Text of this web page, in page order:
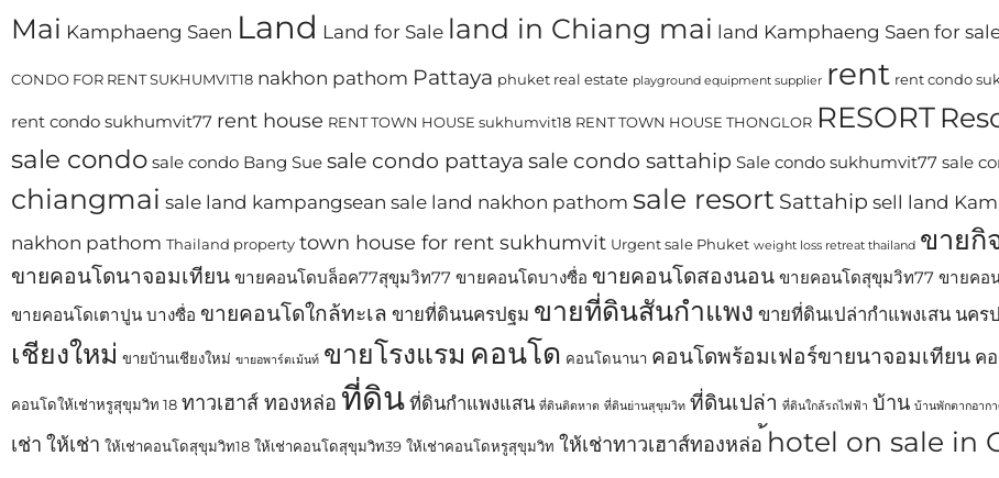
Mai Kamphaeng Saen Land Land for Sale land in Chiang mai land Kamphaeng Saen for
CONDO FOR RENT SUKHUMVIT18 nakhon pathom Pattaya phuket real estate playground equipment supplier rent rent condo
rent condo sukhumvit77 rent house RENT TOWN HOUSE sukhumvit18 RENT TOWN HOUSE THONGLOR RESORT
sale condo sale condo Bang Sue sale condo pattaya sale condo sattahip Sale condo sukhumvit77 sale
chiangmai sale land kampangsean sale land nakhon pathom sale resort Sattahip sell land
nakhon pathom Thailand property town house for rent sukhumvit Urgent sale Phuket weight loss retreat thailand ขายกิ
ขายคอนโดนาจอมเทียน ขายคอนโดบล็อค77สุขุมวิท77 ขายคอนโดบางซื่อ ขายคอนโดสองนอน ขายคอนโดสุขุมวิท77 ขายคอ
ขายคอนโดเตาปูน บางซื่อ ขายคอนโดใกล้ทะเล ขายที่ดินนครปฐม ขายที่ดินสันกำแพง ขายที่ดินเปล่ากำแพงเสน นคร
เชียงใหม่ ขายบ้านเชียงใหม่ ขายอพาร์ตเม้นท์ ขายโรงแรม คอนโด คอนโดนานา คอนโดพร้อมเฟอร์ขายนาจอมเทียน ค
คอนโดให้เช่าหรูสุขุมวิท 18 ทาวเฮาส์ ทองหล่อ ที่ดิน ที่ดินกำแพงแสน ที่ดินติดหาด ที่ดินย่านสุขุมวิท ที่ดินเปล่า ที่ดินใกล้รถไฟฟ้า บ้าน บ้านพักตากอาก
เช่า ให้เช่า ให้เช่าคอนโดสุขุมวิท18 ให้เช่าคอนโดสุขุมวิท39 ให้เช่าคอนโดหรูสุขุมวิท ให้เช่าทาวเฮาส์ทองหล่อ hotel on sale in